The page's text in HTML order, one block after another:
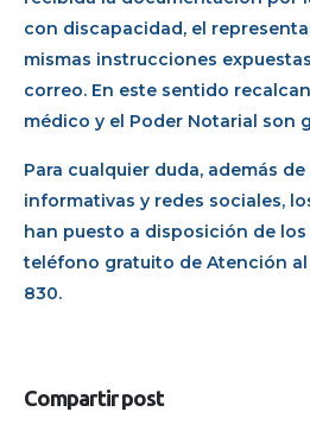
con discapacidad, el
mismas instrucciones
correo. En este sentido
médico y el Poder Notarial son
Para cualquier duda, además
informativas y redes sociales,
han puesto a disposición de
teléfono gratuito de Atención al
830.
Compartir post